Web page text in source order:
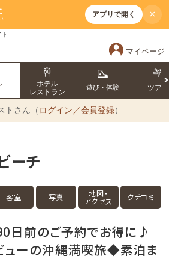
アプリで開く ×
マイページ
ホテル
レストラン
遊び・体験 ツアー
トさん（ ログイン／会員登録）
ーチ
客室 写真 地図・
アクセス クチコミ
90日前のご予約でお得に♪
ューの沖縄満喫旅◆素泊ま